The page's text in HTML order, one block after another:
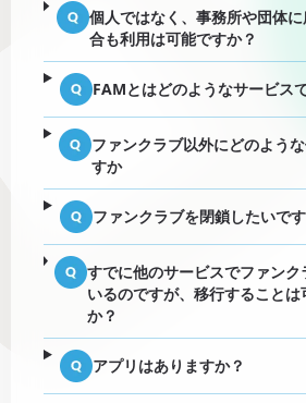
個人ではなく、事務所や団体
合も利用は可能ですか？
FAMとはどのようなサービス
ファンクラブ以外にどのよう
すか
ファンクラブを閉鎖したいです
すでに他のサービスでファンク
いるのですが、移行することは
か？
アプリはありますか？